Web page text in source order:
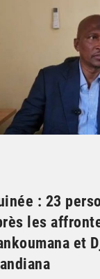
: 23
les
et